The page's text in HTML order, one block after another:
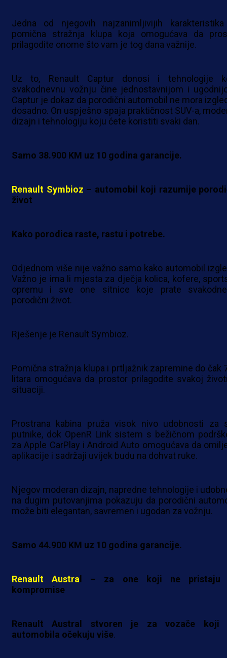
Jedna od njegovih najzanimljivijih
pomična stražnja klupa koja omogućava da
prilagodite onome što vam je tog dana važnije.
Uz to, Renault Captur donosi i tehnologije
svakodnevnu vožnju čine jednostavnijom i
Captur je dokaz da porodični automobil ne mora
dosadno. On uspješno spaja praktičnost SUV-a,
dizajn i tehnologiju koju ćete koristiti svaki dan.
Samo 38.900 KM uz 10 godina garancije.
Renault Symbioz – automobil koji razumije
život
Kako porodica raste, rastu i potrebe.
Odjednom više nije važno samo kako automobil
Važno je ima li mjesta za dječja kolica, kofere,
opremu i sve one sitnice koje prate
porodični život.
Rješenje je Renault Symbioz.
Pomična stražnja klupa i prtljažnik zapremine do čak
litara omogućava da prostor prilagodite svakoj
situaciji.
Prostrana kabina pruža visok nivo udobnosti za
putnike, dok OpenR Link sistem s bežičnom
za Apple CarPlay i Android Auto omogućava da
aplikacije i sadržaji uvijek budu na dohvat ruke.
Njegov moderan dizajn, napredne tehnologije i
na dugim putovanjima pokazuju da porodični
može biti elegantan, savremen i ugodan za vožnju.
Samo 44.900 KM uz 10 godina garancije.
Renault Austra l – za one koji ne pristaju
kompromise
Renault Austral stvoren je za vozače koji
automobila očekuju više.